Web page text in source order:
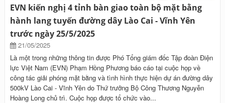
EVN kiến nghị 4 tỉnh bàn giao toàn bộ mặt bằng
hành lang tuyến đường dây Lào Cai - Vĩnh Yên
trước ngày 25/5/2025
21/05/2025
Là một trong những thông tin được Phó Tổng giám đốc Tập đoàn Điện
lực Việt Nam (EVN) Phạm Hồng Phương báo cáo tại cuộc họp về
công tác giải phóng mặt bằng và tình hình thực hiện dự án đường dây
500kV Lào Cai - Vĩnh Yên do Thứ trưởng Bộ Công Thương Nguyễn
Hoàng Long chủ trì. Cuộc họp được tổ chức vào...